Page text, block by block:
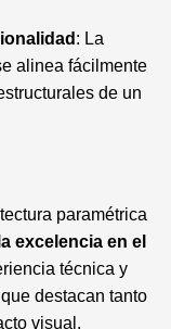
: La
alinea fácilmente
de un
paramétrica
excelencia en el
técnica y
destacan tanto
visual.